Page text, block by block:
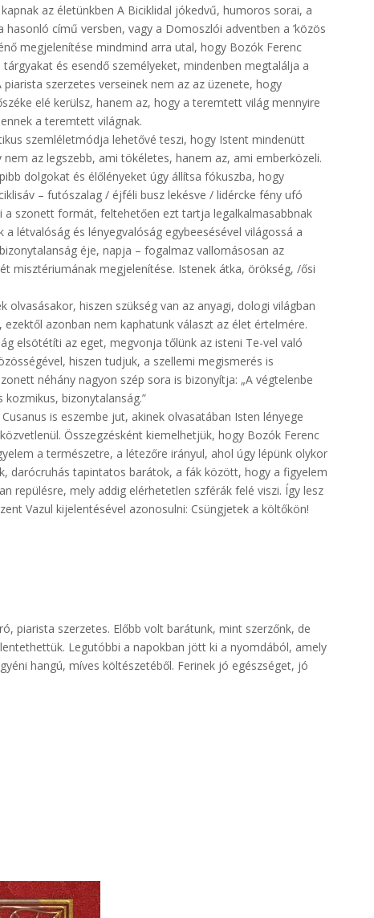
az életünkben A Biciklidal jókedvű, humoros sorai, a
című versben, vagy a Domoszlói adventben a ’közös
megjelenítése mindmind arra utal, hogy Bozók Ferenc
és esendő személyeket, mindenben megtalálja a
szerzetes verseinek nem az az üzenete, hogy
elé kerülsz, hanem az, hogy a teremtett világ mennyire
a teremtett világnak.
szemléletmódja lehetővé teszi, hogy Istent mindenütt
az legszebb, ami tökéletes, hanem az, ami emberközeli.
dolgokat és élőlényeket úgy állítsa fókuszba, hogy
– futószalag / éjféli busz lekésve / lidércke fény ufó
a szonett formát, feltehetően ezt tartja legalkalmasabbnak
létvalóság és lényegvalóság egybeesésével világossá a
éje, napja – fogalmaz vallomásosan az
misztériumának megjelenítése. Istenek átka, örökség, /ősi
hiszen szükség van az anyagi, dologi világban
azonban nem kaphatunk választ az élet értelmére.
elsötétíti az eget, megvonja tőlünk az isteni Te-vel való
hiszen tudjuk, a szellemi megismerés is
néhány nagyon szép sora is bizonyítja: „A végtelenbe
bizonytalanság.”
is eszembe jut, akinek olvasatában Isten lényege
Összegzésként kiemelhetjük, hogy Bozók Ferenc
a természetre, a létezőre irányul, ahol úgy lépünk olykor
darócruhás tapintatos barátok, a fák között, hogy a figyelem
repülésre, mely addig elérhetetlen szférák felé viszi. Így lesz
Vazul kijelentésével azonosulni: Csüngjetek a költőkön!
piarista szerzetes. Előbb volt barátunk, mint szerzőnk, de
Legutóbbi a napokban jött ki a nyomdából, amely
hangú, míves költészetéből. Ferinek jó egészséget, jó